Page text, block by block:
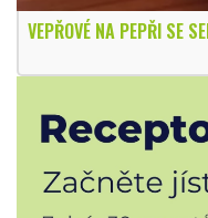
VEPŘOVÉ NA PEPŘI SE